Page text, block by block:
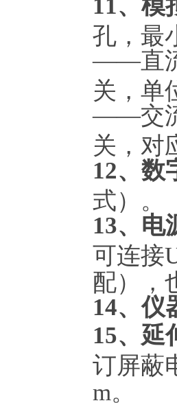
11、模
孔，最
——直
关，单
——交
关，对
12、数
式）。
13、电
可连接
配），
14、仪
15、延
订屏蔽
m。